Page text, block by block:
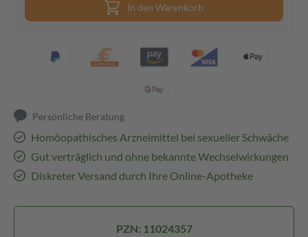
In den Warenkorb
Persönliche Beratung
Homöopathisches Arzneimittel bei sexueller Schwäche
Gut verträglich und ohne bekannte Wechselwirkungen
Diskreter Versand durch Ihre Online-Apotheke
PZN: 11024357